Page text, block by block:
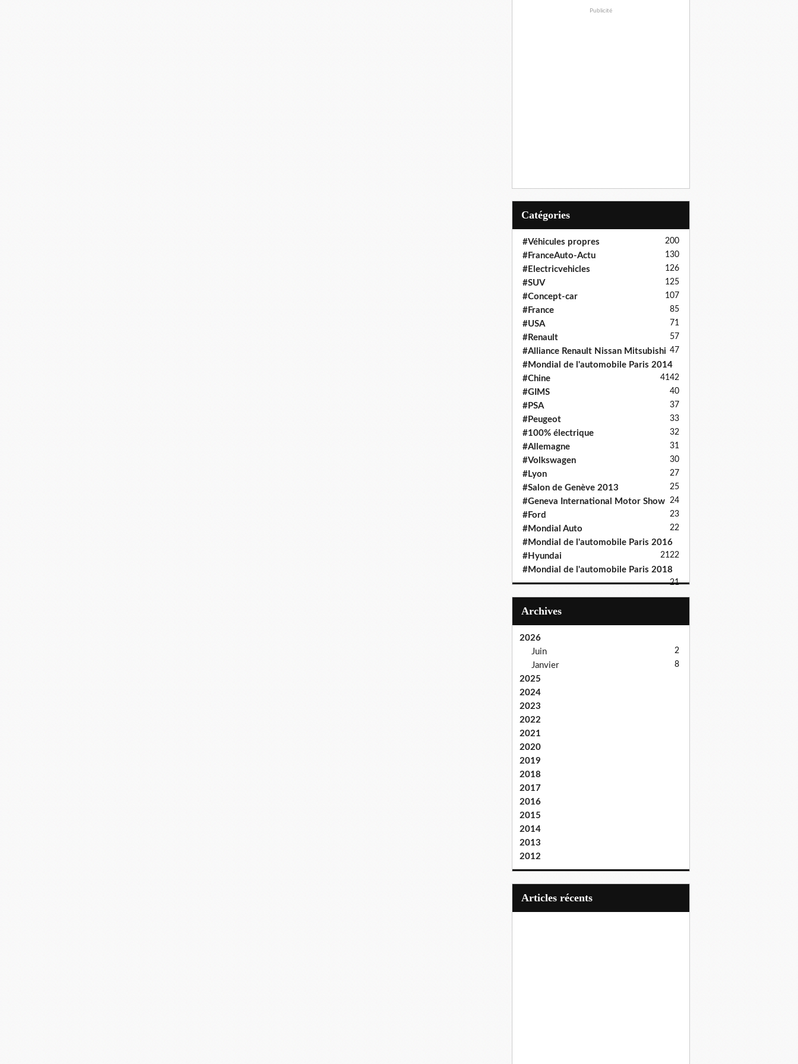
Publicité
Catégories
#Véhicules propres 200
#FranceAuto-Actu 130
#Electricvehicles 126
#SUV 125
#Concept-car 107
#France 85
#USA 71
#Renault 57
#Alliance Renault Nissan Mitsubishi 47
#Mondial de l'automobile Paris 2014
42
#Chine 41
#GIMS 40
#PSA 37
#Peugeot 33
#100% électrique 32
#Allemagne 31
#Volkswagen 30
#Lyon 27
#Salon de Genève 2013 25
#Geneva International Motor Show 24
#Ford 23
#Mondial Auto 22
#Mondial de l'automobile Paris 2016
22
#Hyundai 21
#Mondial de l'automobile Paris 2018
21
Archives
2026
Juin
2
Janvier 8
2025
2024
2023
2022
2021
2020
2019
2018
2017
2016
2015
2014
2013
2012
articles récents